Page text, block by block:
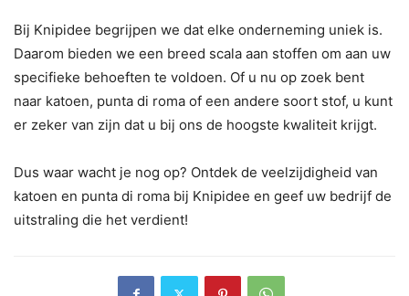
Bij Knipidee begrijpen we dat elke onderneming uniek is.
Daarom bieden we een breed scala aan stoffen om aan uw
specifieke behoeften te voldoen. Of u nu op zoek bent
naar katoen, punta di roma of een andere soort stof, u kunt
er zeker van zijn dat u bij ons de hoogste kwaliteit krijgt.
Dus waar wacht je nog op? Ontdek de veelzijdigheid van
katoen en punta di roma bij Knipidee en geef uw bedrijf de
uitstraling die het verdient!